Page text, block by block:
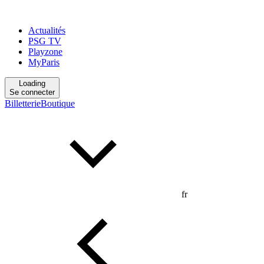
Actualités
PSG TV
Playzone
MyParis
Loading
Se connecter
BilletterieBoutique
fr